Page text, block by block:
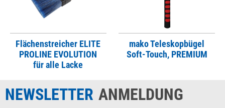
Flächenstreicher ELITE
PROLINE EVOLUTION
für alle Lacke
mako Teleskopbügel
Soft-Touch, PREMIUM
NEWSLETTER ANMELDUNG